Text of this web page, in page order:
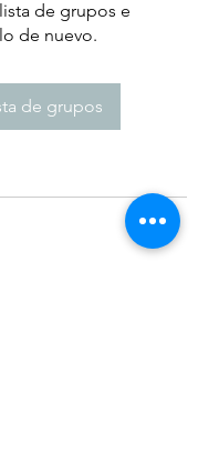
de grupos e
de nuevo.
de grupos